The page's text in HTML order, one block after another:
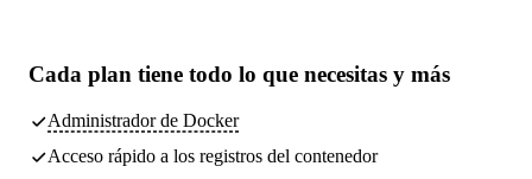
Cada plan tiene todo lo que necesitas y más
Administrador de Docker
Acceso rápido a los registros del contenedor